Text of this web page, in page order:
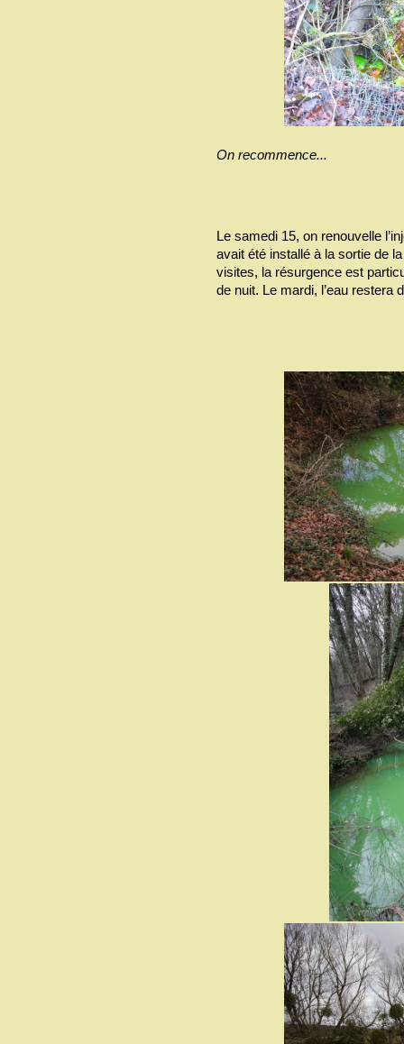
On recommence...
Le samedi 15, on renouvelle
avait été installé à la sortie de
visites, la résurgence est
de nuit. Le mardi, l’eau restera